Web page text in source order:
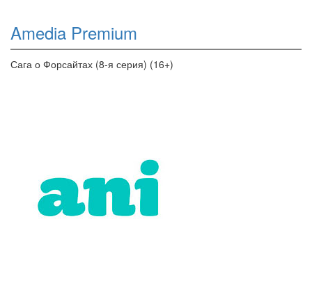
Amedia Premium
Сага о Форсайтах (8-я серия) (16+)